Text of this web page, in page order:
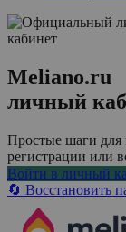
кабинет
Мeliano.ru
личный
Простые шаги для
регистрации или
Войти в личный
🔄 Восстановить